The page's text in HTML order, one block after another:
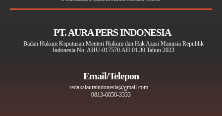
PT. AURA PERS INDONESIA
Badan Hukum Keputusan Menteri Hukum dan Hak Azasi Manusia Republik
Indonesia No. AHU-017570.AH.01.30.Tahun 2023
Email/Telepon
redaksiauraindonesia@gmail.com
0813-6050-3333